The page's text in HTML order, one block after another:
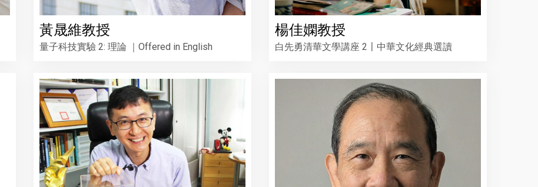
黃晟維教授
量子科技實驗 2: 理論 ｜Offered in English
楊佳嫻教授
白先勇清華文學講座 2〡中華文化經典選讀